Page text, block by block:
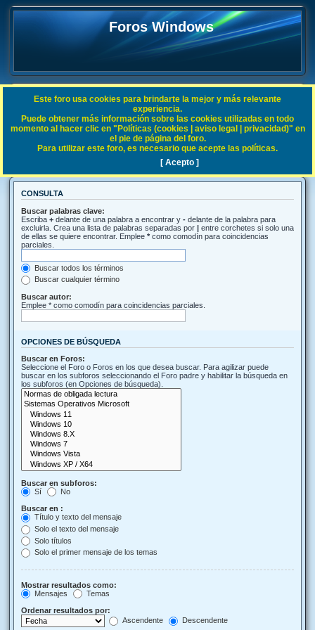
Foros Windows
FAQ
Índice general Buscar
Buscar
CONSULTA
Buscar palabras clave:
Escriba + delante de una palabra a encontrar y - delante de la palabra para
excluirla. Crea una lista de palabras separadas por | entre corchetes si solo una
de ellas se quiere encontrar. Emplee * como comodín para coincidencias
parciales.
Buscar todos los términos
Buscar cualquier término
Buscar autor:
Emplee * como comodín para coincidencias parciales.
OPCIONES DE BÚSQUEDA
Buscar en Foros:
Seleccione el Foro o Foros en los que desea buscar. Para agilizar puede
buscar en los subforos seleccionando el Foro padre y habilitar la búsqueda en
los subforos (en Opciones de búsqueda).
Buscar en subforos:
Sí
No
Buscar en :
Título y texto del mensaje
Solo el texto del mensaje
Solo títulos
Solo el primer mensaje de los temas
Mostrar resultados como:
Mensajes
Temas
Ordenar resultados por:
Ascendente
Descendente
Este foro usa cookies para brindarte la mejor y más relevante
experiencia.
Puede obtener más información sobre las cookies utilizadas en todo
momento al hacer clic en "Políticas (cookies | aviso legal | privacidad)" en
el pie de página del foro.
Para utilizar este foro, es necesario que acepte las políticas.
[ Acepto ]